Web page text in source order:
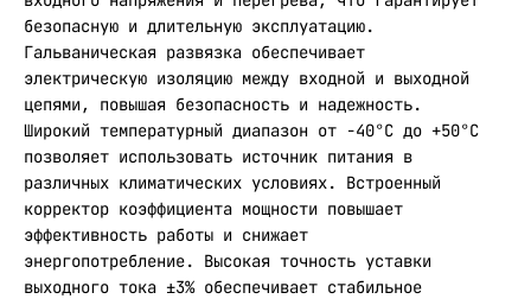
безопасную и длительную эксплуатацию.
Гальваническая развязка обеспечивает
электрическую изоляцию между входной и выходной
цепями, повышая безопасность и надежность.
Широкий температурный диапазон от -40°С до +50°С
позволяет использовать источник питания в
различных климатических условиях. Встроенный
корректор коэффициента мощности повышает
эффективность работы и снижает
энергопотребление. Высокая точность уставки
выходного тока ±3% обеспечивает стабильное